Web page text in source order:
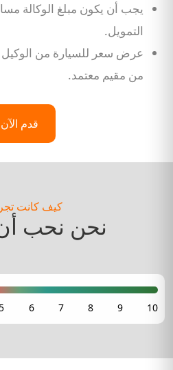
التمويل.
عرض سعر للسيارة من الوكيل
من مقيم معتمد.
قدم الآن
كيف كانت
نحن نحب